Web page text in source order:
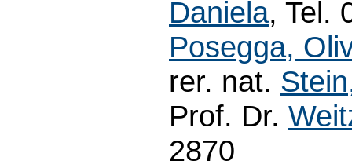
Daniela, Tel.
Posegga,
rer. nat.
Prof. Dr.
2870